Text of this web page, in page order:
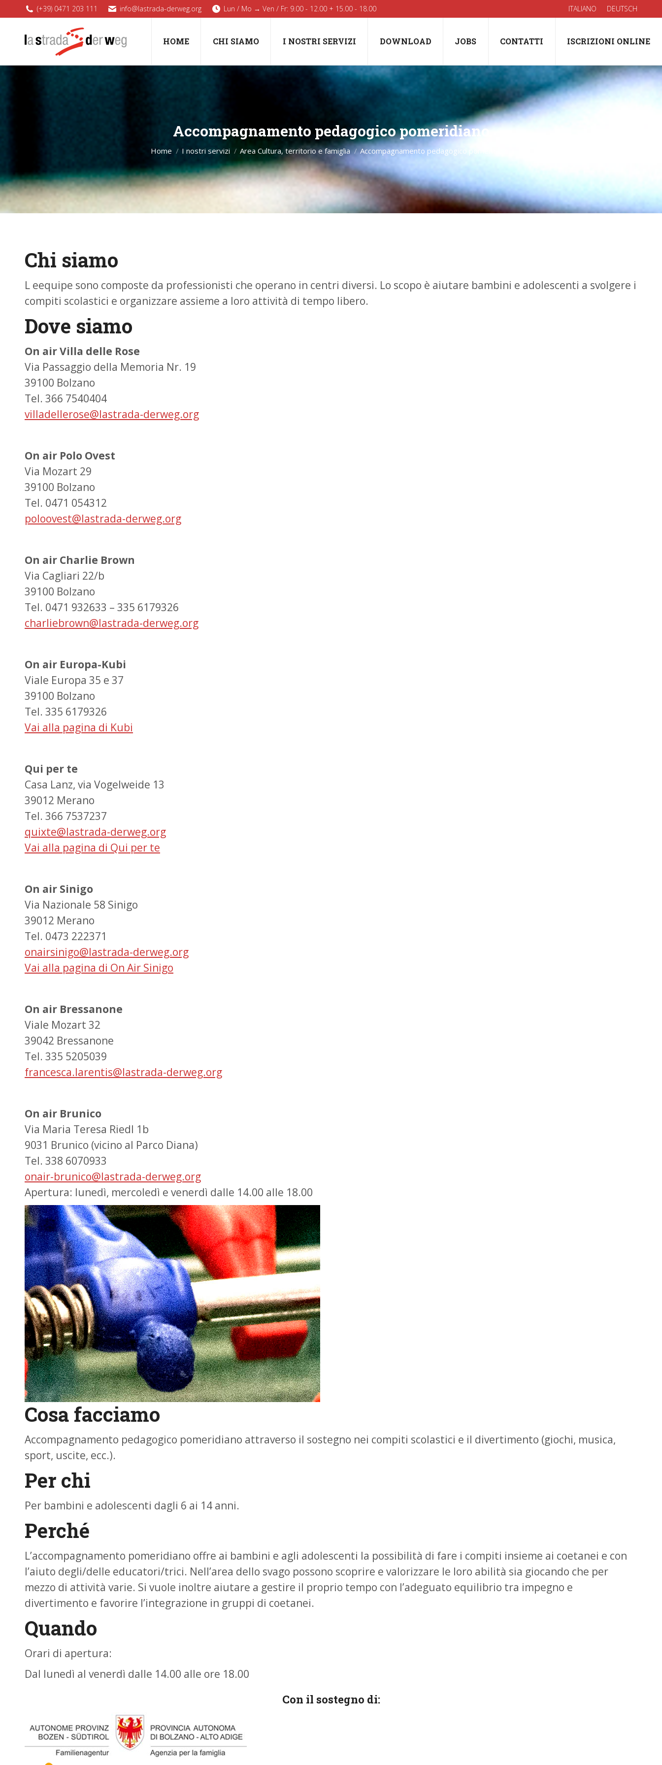
(+39) 0471 203 111 info@lastrada-derweg.org Lun / Mo → Ven / Fr: 9.00 - 12.00 + 15.00 - 18.00 ITALIANO DEUTSCH
HOME CHI SIAMO I NOSTRI SERVIZI DOWNLOAD JOBS CONTATTI ISCRIZIONI ONLINE
Accompagnamento pedagogico pomeridiano
You are here:
Home I nostri servizi Area Cultura, territorio e famiglia Accompagnamento pedagogico pomeridiano
Chi siamo
L eequipe sono composte da professionisti che operano in centri diversi. Lo scopo è aiutare bambini e adolescenti a svolgere i
compiti scolastici e organizzare assieme a loro attività di tempo libero.
Dove siamo
On air Villa delle Rose
Via Passaggio della Memoria Nr. 19
39100 Bolzano
Tel. 366 7540404
villadellerose@lastrada-derweg.org
On air Polo Ovest
Via Mozart 29
39100 Bolzano
Tel. 0471 054312
poloovest@lastrada-derweg.org
On air Charlie Brown
Via Cagliari 22/b
39100 Bolzano
Tel. 0471 932633 – 335 6179326
charliebrown@lastrada-derweg.org
On air Europa-Kubi
Viale Europa 35 e 37
39100 Bolzano
Tel. 335 6179326
Vai alla pagina di Kubi
Qui per te
Casa Lanz, via Vogelweide 13
39012 Merano
Tel. 366 7537237
quixte@lastrada-derweg.org
Vai alla pagina di Qui per te
On air Sinigo
Via Nazionale 58 Sinigo
39012 Merano
Tel. 0473 222371
onairsinigo@lastrada-derweg.org
Vai alla pagina di On Air Sinigo
On air Bressanone
Viale Mozart 32
39042 Bressanone
Tel. 335 5205039
francesca.larentis@lastrada-derweg.org
On air Brunico
Via Maria Teresa Riedl 1b
9031 Brunico (vicino al Parco Diana)
Tel. 338 6070933
onair-brunico@lastrada-derweg.org
Apertura: lunedì, mercoledì e venerdì dalle 14.00 alle 18.00
Cosa facciamo
Accompagnamento pedagogico pomeridiano attraverso il sostegno nei compiti scolastici e il divertimento (giochi, musica,
sport, uscite, ecc.).
Per chi
Per bambini e adolescenti dagli 6 ai 14 anni.
Perché
L’accompagnamento pomeridiano offre ai bambini e agli adolescenti la possibilità di fare i compiti insieme ai coetanei e con
l’aiuto degli/delle educatori/trici. Nell’area dello svago possono scoprire e valorizzare le loro abilità sia giocando che per
mezzo di attività varie. Si vuole inoltre aiutare a gestire il proprio tempo con l’adeguato equilibrio tra impegno e
divertimento e favorire l’integrazione in gruppi di coetanei.
Quando
Orari di apertura:
Dal lunedì al venerdì dalle 14.00 alle ore 18.00
Con il sostegno di: